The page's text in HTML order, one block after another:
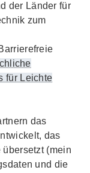
der Länder für
zum
für Leichte
das
das
(mein
und die